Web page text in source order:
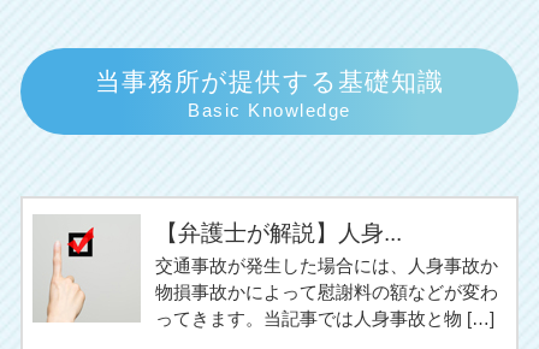
当事務所が提供する基礎知識
Basic Knowledge
【弁護士が解説】人身...
交通事故が発生した場合には、人身事故か
物損事故かによって慰謝料の額などが変わ
ってきます。当記事では人身事故と物 […]